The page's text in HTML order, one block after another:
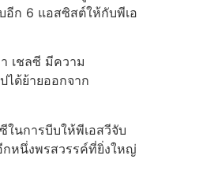
อีก 6 แอสซิสต์ให้กับพีเอ
เชลซี มีความ
ได้ย้ายออกจาก
นการบีบให้พีเอสวีจับ
กหนึ่งพรสวรรค์ที่ยิ่งใหญ่